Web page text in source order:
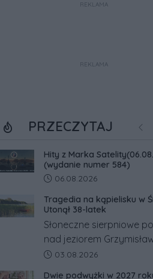
REKLAMA
REKLAMA
PRZECZYTAJ
Hity z Marka
(wydanie numer 584)
Data dodania artykułu:
06.08.2026
Tragedia na kąpielisku w
Utonął 38-latek
Słoneczne sierpniowe
nad jeziorem
powiecie śremskim
Data dodania artykułu:
03.08.2026
Dwie podwyżki w 2027